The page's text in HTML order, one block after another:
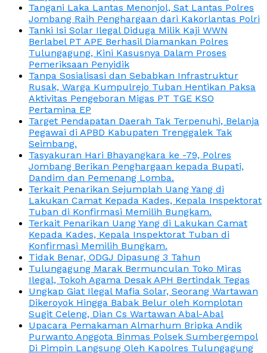
Tangani Laka Lantas Menonjol, Sat Lantas Polres
Jombang Raih Penghargaan dari Kakorlantas Polri
Tanki Isi Solar Ilegal Diduga Milik Kaji WWN
Berlabel PT APE Berhasil Diamankan Polres
Tulungagung, Kini Kasusnya Dalam Proses
Pemeriksaan Penyidik
Tanpa Sosialisasi dan Sebabkan Infrastruktur
Rusak, Warga Kumpulrejo Tuban Hentikan Paksa
Aktivitas Pengeboran Migas PT TGE KSO
Pertamina EP
Target Pendapatan Daerah Tak Terpenuhi, Belanja
Pegawai di APBD Kabupaten Trenggalek Tak
Seimbang.
Tasyakuran Hari Bhayangkara ke -79, Polres
Jombang Berikan Penghargaan kepada Bupati,
Dandim dan Pemenang Lomba.
Terkait Penarikan Sejumplah Uang Yang di
Lakukan Camat Kepada Kades, Kepala Inspektorat
Tuban di Konfirmasi Memilih Bungkam.
Terkait Penarikan Uang Yang di Lakukan Camat
Kepada Kades, Kepala Inspektorat Tuban di
Konfirmasi Memilih Bungkam.
Tidak Benar, ODGJ Dipasung 3 Tahun
Tulungagung Marak Bermunculan Toko Miras
Ilegal, Tokoh Agama Desak APH Bertindak Tegas
Ungkap Giat Ilegal Mafia Solar, Seorang Wartawan
Dikeroyok Hingga Babak Belur oleh Komplotan
Sugit Celeng, Dian Cs Wartawan Abal-Abal
Upacara Pemakaman Almarhum Bripka Andik
Purwanto Anggota Binmas Polsek Sumbergempol
Di Pimpin Langsung Oleh Kapolres Tulungagung